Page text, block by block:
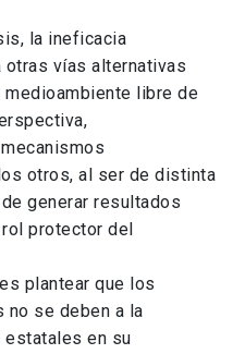
la ineficacia
vías alternativas
medioambiente libre de
otros, al ser de distinta
generar resultados
protector del
plantear que los
no se deben a la
en su